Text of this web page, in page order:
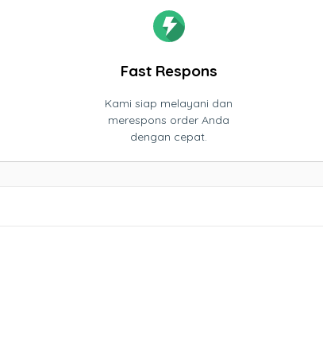
Fast Respons
Kami siap melayani dan
merespons order Anda
dengan cepat.